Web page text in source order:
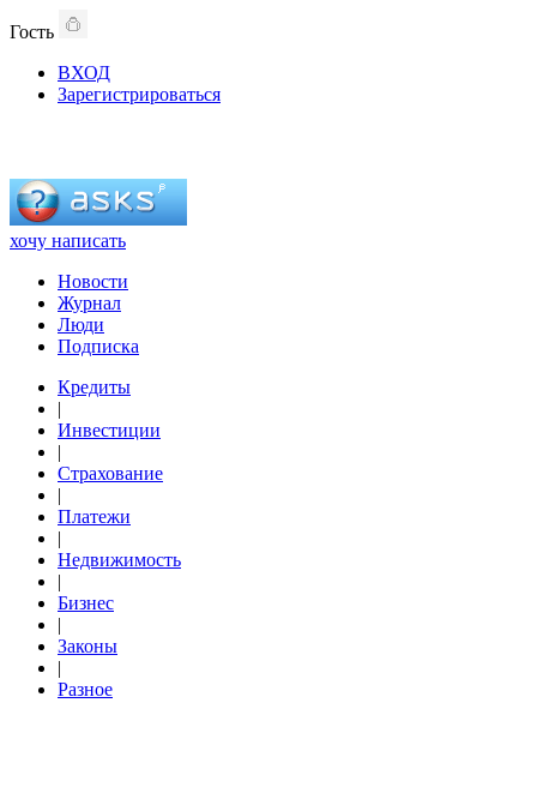
Гость
ВХОД
Зарегистрироваться
хочу написать
Новости
Журнал
Люди
Подписка
Кредиты
|
Инвестиции
|
Страхование
|
Платежи
|
Недвижимость
|
Бизнес
|
Законы
|
Разное